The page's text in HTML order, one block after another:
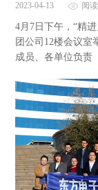
2023-04-13 阅
4月7日下午，“精
团公司12楼会议室
成员、各单位负责